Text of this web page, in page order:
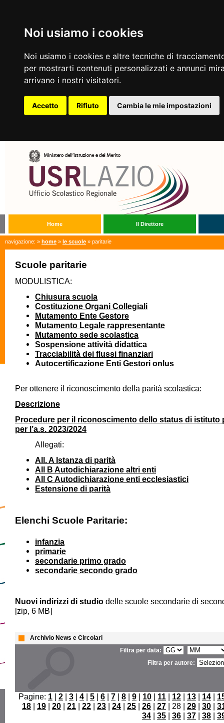
Noi usiamo i cookies
Noi usiamo i cookies e altre tecniche di
per mostrarti contenuti personalizzati e annunci
arrivano i nostri visitatori.
Accetto Rifiuto Cambia le mie impostazioni
Home Il Direttore
navigazione: » home » le scuole » paritarie
Scuole paritarie
MODULISTICA:
Chiusura scuola
Costituzione Organi Collegiali
Mutamento Ente Gestore
Mutamento Legale rappresentante
Mutamento sede scolastica
Sospensione attività didattica
Tracciabilità dei flussi finanziari
Autocertificazione Enti Gestori onlus
Per ottenere il riconoscimento della parità scolastica:
Descrizione
Procedure per il riconoscimento dello status di istituto
per l’a.s. 2023/2024
Allegati:
All. A Istanza di parità
All B Autodichiarazione altri enti
All C Autodichiarazione enti ecclesiastici
Estensione di parità
Elenchi Scuole Paritarie:
infanzia
primarie
secondarie primo grado
secondarie secondo grado
Nuovi indirizzi di studio delle scuole secondarie di
[zip, 6 MB]
Archivio News e Circolari
Filtra per data:
Filtra per autore:
Pagine: 1 | 2 | 3 | 4 | 5 | 6 | 7 | 8 | 9 | 10 | 11 | 12 | 13 | 14 |
18 | 19 | 20 | 21 | 22 | 23 | 24 | 25 | 26 | 27 | 28 | 29 | 30 |
34 | 35 | 36 | 37 | 38 |